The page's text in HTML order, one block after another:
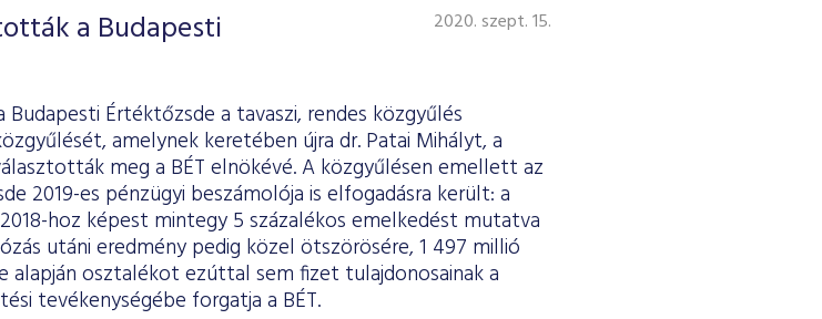
a Budapesti
2020. szept. 15.
Értéktőzsde a tavaszi, rendes közgyűlés
amelynek keretében újra dr. Patai Mihályt, a
meg a BÉT elnökévé. A közgyűlésen emellett az
2019-es pénzügyi beszámolója is elfogadásra került: a
hoz képest mintegy 5 százalékos emelkedést mutatva
utáni eredmény pedig közel ötszörösére, 1 497 millió
osztalékot ezúttal sem fizet tulajdonosainak a
tevékenységébe forgatja a BÉT.